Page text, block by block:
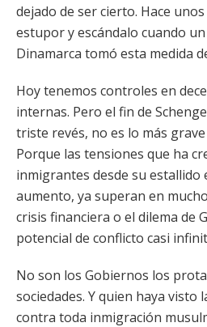
dejado de ser cierto. Hace
estupor y escándalo cuando
Dinamarca tomó esta medida
Hoy tenemos controles en
internas. Pero el fin de
triste revés, no es lo más
Porque las tensiones que ha
inmigrantes desde su estallido
aumento, ya superan en
crisis financiera o el dilema de
potencial de conflicto casi
No son los Gobiernos los
sociedades. Y quien haya visto
contra toda inmigración